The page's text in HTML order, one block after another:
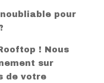
pour
! Nous
sur
de votre